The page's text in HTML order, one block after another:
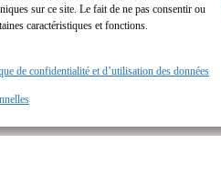
sur ce site. Le fait de ne pas consentir ou
caractéristiques et fonctions.
de confidentialité et d’utilisation des données